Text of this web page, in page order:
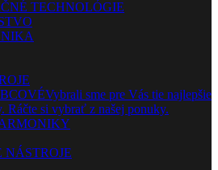
TECHNOLÓGIE
Vybrali sme pre Vás tie najlepšie
Ráčte si vybrať z našej ponuky.